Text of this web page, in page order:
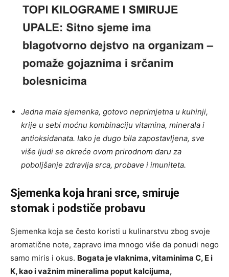
Jedna mala sjemenka, gotovo neprimjetna u kuhinji,
krije u sebi moćnu kombinaciju vitamina, minerala i
antioksidanata. Iako je dugo bila zapostavljena, sve
više ljudi se okreće ovom prirodnom daru za
poboljšanje zdravlja srca, probave i imuniteta.
Sjemenka koja hrani srce, smiruje
stomak i podstiče probavu
Sjemenka koja se često koristi u kulinarstvu zbog svoje
aromatične note, zapravo ima mnogo više da ponudi nego
samo miris i okus. Bogata je vlaknima, vitaminima C, E i
K, kao i važnim mineralima poput kalcijuma,